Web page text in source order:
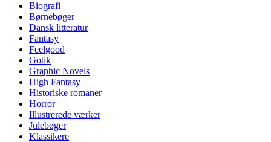
Biografi
Børnebøger
Dansk litteratur
Fantasy
Feelgood
Gotik
Graphic Novels
High Fantasy
Historiske romaner
Horror
Illustrerede værker
Julebøger
Klassikere